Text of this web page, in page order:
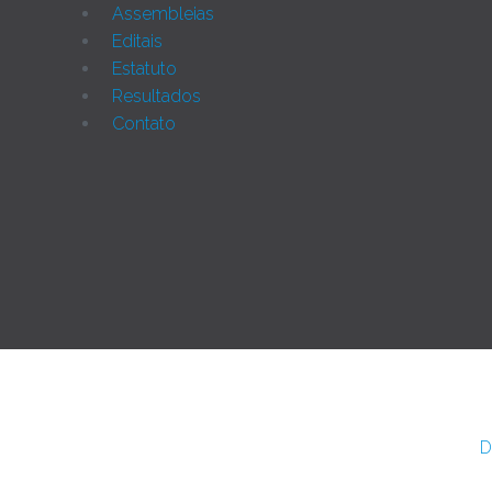
Assembleias
Editais
Estatuto
Resultados
Contato